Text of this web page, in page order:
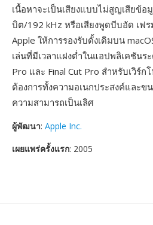
เนื้อหาจะเป็นเสียงแบบไม่สูญเสียข้อ
บิต/192 kHz หรือเสียงพูดบีบอัด เฟร
Apple ให้การรองรับดั้งเดิมบน
เล่นที่มีเวลาแฝงต่ำในแอปพลิเคชันร
Pro และ Final Cut Pro สำหรับเวิร์ก
ต้องการทั้งความอเนกประสงค์และข
ความสามารถเป็นเลิศ
ผู้พัฒนา: Apple Inc.
เผยแพร่ครั้งแรก: 2005